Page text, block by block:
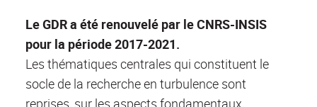
Le GDR a été renouvelé par le CNRS-INSIS
pour la période 2017-2021.
Les thématiques centrales qui constituent le
socle de la recherche en turbulence sont
reprises, sur les aspects fondamentaux,